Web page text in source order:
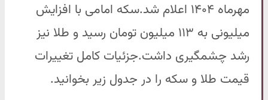
مهرماه ۱۴۰۴ اعلام شد.سکه امامی با افزایش
میلیونی به ۱۱۳ میلیون تومان رسید و طلا نیز
رشد چشمگیری داشت.جزئیات کامل تغییرات
قیمت طلا و سکه را در جدول زیر بخوانید.